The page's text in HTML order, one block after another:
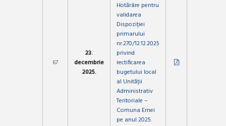
67
23.
decembrie
2025.
Hotărâre pentru
validarea
Dispoziției
primarului
nr.270/12.12.2025
privind
rectificarea
bugetului local
al Unității
Administrativ
Teritoriale –
Comuna Ernei
pe anul 2025.